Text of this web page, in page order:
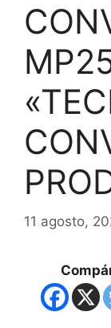
11 agosto,